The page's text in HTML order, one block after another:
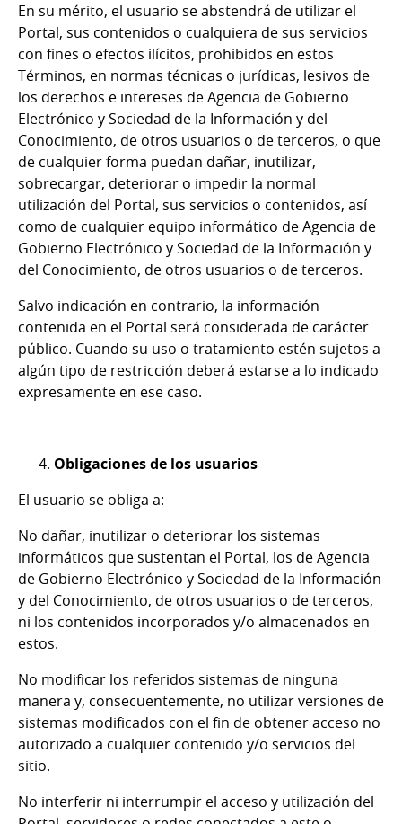
En su mérito, el usuario se abstendrá de utilizar el
Portal, sus contenidos o cualquiera de sus servicios
con fines o efectos ilícitos, prohibidos en estos
Términos, en normas técnicas o jurídicas, lesivos de
los derechos e intereses de Agencia de Gobierno
Electrónico y Sociedad de la Información y del
Conocimiento, de otros usuarios o de terceros, o que
de cualquier forma puedan dañar, inutilizar,
sobrecargar, deteriorar o impedir la normal
utilización del Portal, sus servicios o contenidos, así
como de cualquier equipo informático de Agencia de
Gobierno Electrónico y Sociedad de la Información y
del Conocimiento, de otros usuarios o de terceros.
Salvo indicación en contrario, la información
contenida en el Portal será considerada de carácter
público. Cuando su uso o tratamiento estén sujetos a
algún tipo de restricción deberá estarse a lo indicado
expresamente en ese caso.
Obligaciones de los usuarios
El usuario se obliga a:
No dañar, inutilizar o deteriorar los sistemas
informáticos que sustentan el Portal, los de Agencia
de Gobierno Electrónico y Sociedad de la Información
y del Conocimiento, de otros usuarios o de terceros,
ni los contenidos incorporados y/o almacenados en
estos.
No modificar los referidos sistemas de ninguna
manera y, consecuentemente, no utilizar versiones de
sistemas modificados con el fin de obtener acceso no
autorizado a cualquier contenido y/o servicios del
sitio.
No interferir ni interrumpir el acceso y utilización del